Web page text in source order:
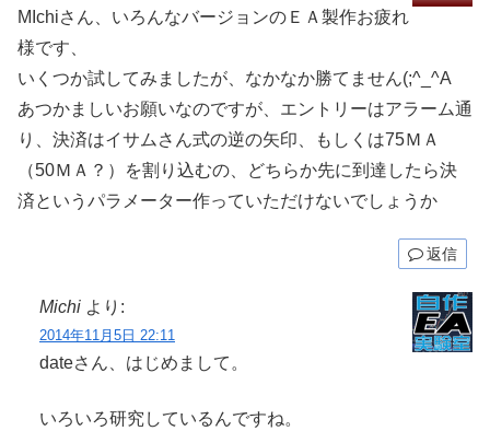
MIchiさん、いろんなバージョンのＥＡ製作お疲れ
様です、
いくつか試してみましたが、なかなか勝てません(;^_^A
あつかましいお願いなのですが、エントリーはアラーム通
り、決済はイサムさん式の逆の矢印、もしくは75ＭＡ
（50ＭＡ？）を割り込むの、どちらか先に到達したら決
済というパラメーター作っていただけないでしょうか
返信
Michi より:
2014年11月5日 22:11
dateさん、はじめまして。
いろいろ研究しているんですね。